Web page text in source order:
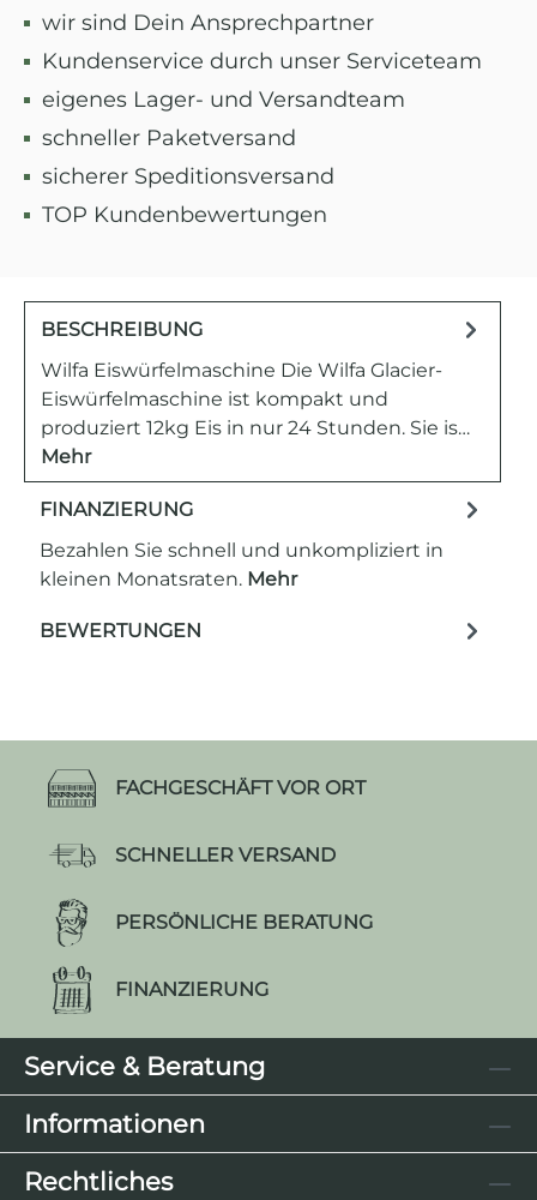
wir sind Dein Ansprechpartner
Kundenservice durch unser Serviceteam
eigenes Lager- und Versandteam
schneller Paketversand
sicherer Speditionsversand
TOP Kundenbewertungen
BESCHREIBUNG
Wilfa Eiswürfelmaschine Die Wilfa Glacier-
Eiswürfelmaschine ist kompakt und
produziert 12kg Eis in nur 24 Stunden. Sie is…
Mehr
FINANZIERUNG
Bezahlen Sie schnell und unkompliziert in
kleinen Monatsraten. Mehr
BEWERTUNGEN
FACHGESCHÄFT VOR ORT
SCHNELLER VERSAND
PERSÖNLICHE BERATUNG
FINANZIERUNG
Service & Beratung
Informationen
Rechtliches